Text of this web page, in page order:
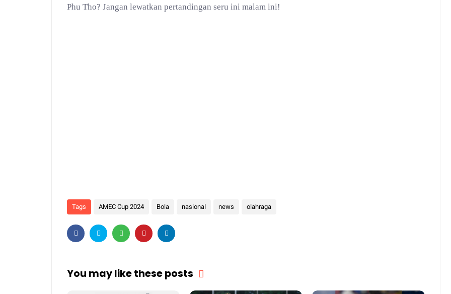
Phu Tho? Jangan lewatkan pertandingan seru ini malam ini!
Tags AMEC Cup 2024 Bola nasional news olahraga
You may like these posts